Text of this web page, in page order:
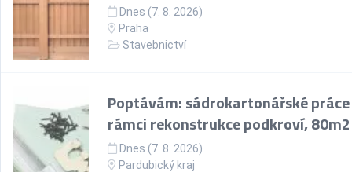
Dnes (7. 8. 2026)
Praha
Stavebnictví
Poptávám: sádrokartonářské
rámci rekonstrukce podkroví, 80m2
Dnes (7. 8. 2026)
Pardubický kraj